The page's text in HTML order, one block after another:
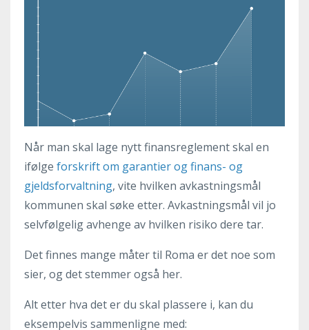
Når man skal lage nytt finansreglement skal en
ifølge forskrift om garantier og finans- og
gjeldsforvaltning, vite hvilken avkastningsmål
kommunen skal søke etter. Avkastningsmål vil jo
selvfølgelig avhenge av hvilken risiko dere tar.
Det finnes mange måter til Roma er det noe som
sier, og det stemmer også her.
Alt etter hva det er du skal plassere i, kan du
eksempelvis sammenligne med: